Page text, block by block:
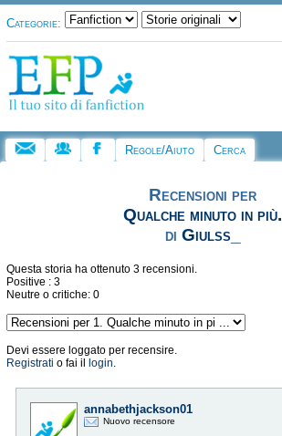
Categorie:
Regole/Aiuto Cerca
Recensioni per
Qualche minuto in più.
di Giulss_
Questa storia ha ottenuto 3 recensioni.
Positive : 3
Neutre o critiche: 0
Devi essere loggato per recensire.
Registrati o fai il login.
annabethjackson01
Nuovo recensore